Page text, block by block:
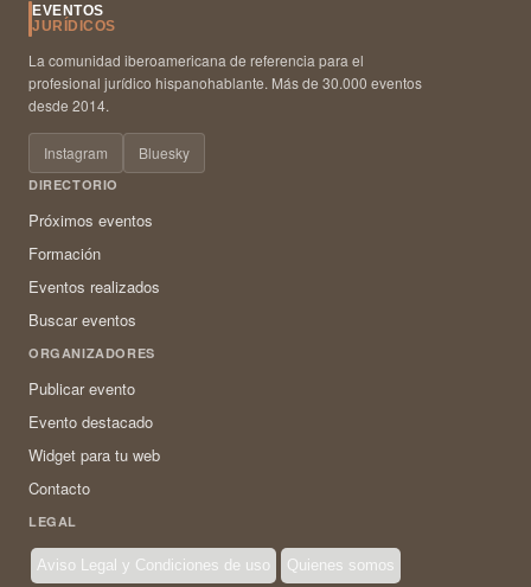
EVENTOS
JURÍDICOS
La comunidad iberoamericana de referencia para el
profesional jurídico hispanohablante. Más de 30.000 eventos
desde 2014.
Instagram Bluesky
DIRECTORIO
Próximos eventos
Formación
Eventos realizados
Buscar eventos
ORGANIZADORES
Publicar evento
Evento destacado
Widget para tu web
Contacto
LEGAL
Aviso Legal y Condiciones de uso Quienes somos